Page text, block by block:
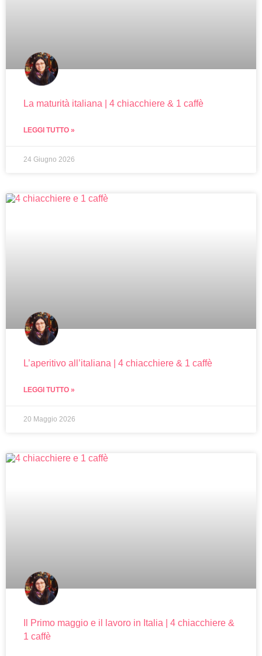
La maturità italiana | 4 chiacchiere & 1 caffè
LEGGI TUTTO »
24 Giugno 2026
L’aperitivo all’italiana | 4 chiacchiere & 1 caffè
LEGGI TUTTO »
20 Maggio 2026
Il Primo maggio e il lavoro in Italia | 4 chiacchiere &
1 caffè